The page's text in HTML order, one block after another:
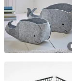
Beijing, China
Jiangmen